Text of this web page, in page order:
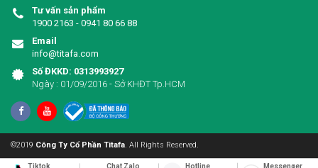
Tư vấn sản phẩm
1900 2163 - 0941 80 66 88
Email
info@titafa.com
Số ĐKKD: 0313993927
Ngày : 01/09/2016 - Sở KHĐT Tp.HCM
©2019 Công Ty Cổ Phần Titafa. All Rights Reserved.
Tiktok Chat Zalo Hotline Messenger